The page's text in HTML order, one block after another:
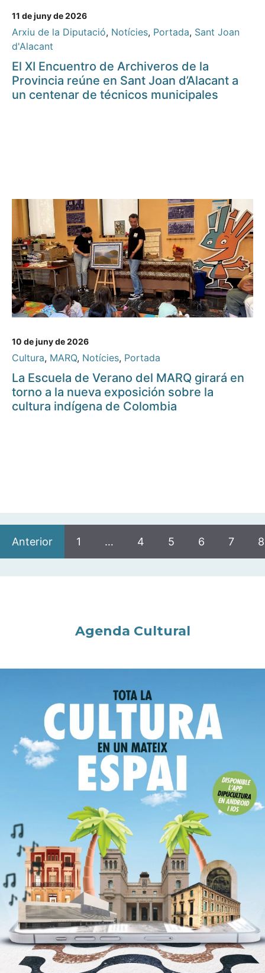
11 de juny de 2026
Arxiu de la Diputació, Notícies, Portada, Sant Joan
d'Alacant
El XI Encuentro de Archiveros de la
Provincia reúne en Sant Joan d’Alacant a
un centenar de técnicos municipales
10 de juny de 2026
Cultura, MARQ, Notícies, Portada
La Escuela de Verano del MARQ girará en
torno a la nueva exposición sobre la
cultura indígena de Colombia
Anterior 1 … 4 5 6 7 8
Agenda Cultural